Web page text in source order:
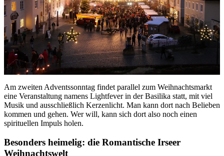
Am zweiten Adventssonntag findet parallel zum Weihnachtsmarkt
eine Veranstaltung namens Lightfever in der Basilika statt, mit viel
Musik und ausschließlich Kerzenlicht. Man kann dort nach Belieben
kommen und gehen. Wer will, kann sich dort also noch einen
spirituellen Impuls holen.
Besonders heimelig: die Romantische Irseer
Weihnachtswelt